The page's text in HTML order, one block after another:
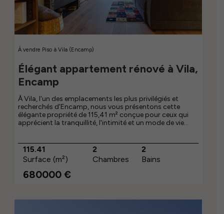
À vendre Piso à Vila (Encamp)
Élégant appartement rénové à Vila,
Encamp
À Vila, l'un des emplacements les plus privilégiés et
recherchés d'Encamp, nous vous présentons cette
élégante propriété de 115,41 m² conçue pour ceux qui
apprécient la tranquillité, l'intimité et un mode de vie
distingué, cette habitation bénéficie de vues dégagées
exceptionnelles et d'une orientation privilégiée qui
permet de profiter du soleil toute la journée, inondant
chaque pièce de lumière naturelle et créant une
atmosphère chaleureuse et sereine tout au long des
115.41
Surface (m²)
2
Chambres
2
Bains
680000 €